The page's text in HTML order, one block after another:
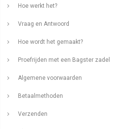
Hoe werkt het?
Vraag en Antwoord
Hoe wordt het gemaakt?
Proefrijden met een Bagster zadel
Algemene voorwaarden
Betaalmethoden
Verzenden